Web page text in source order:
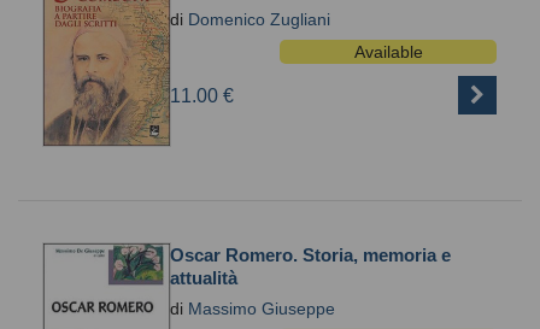
di Domenico Zugliani
Available
11.00 €
Oscar Romero. Storia, memoria e
attualità
di Massimo Giuseppe